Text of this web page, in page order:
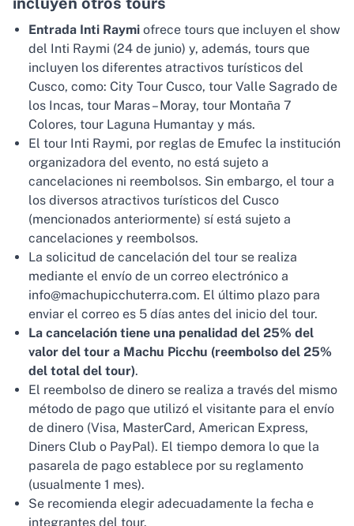
Entrada Inti Raymi ofrece tours que incluyen el show
del Inti Raymi (24 de junio) y, además, tours que
incluyen los diferentes atractivos turísticos del
Cusco, como: City Tour Cusco, tour Valle Sagrado de
los Incas, tour Maras – Moray, tour Montaña 7
Colores, tour Laguna Humantay y más.
El tour Inti Raymi, por reglas de Emufec la institución
organizadora del evento, no está sujeto a
cancelaciones ni reembolsos. Sin embargo, el tour a
los diversos atractivos turísticos del Cusco
(mencionados anteriormente) sí está sujeto a
cancelaciones y reembolsos.
La solicitud de cancelación del tour se realiza
mediante el envío de un correo electrónico a
info@machupicchuterra.com. El último plazo para
enviar el correo es 5 días antes del inicio del tour.
La cancelación tiene una penalidad del 25% del
valor del tour a Machu Picchu (reembolso del 25%
del total del tour).
El reembolso de dinero se realiza a través del mismo
método de pago que utilizó el visitante para el envío
de dinero (Visa, MasterCard, American Express,
Diners Club o PayPal). El tiempo demora lo que la
pasarela de pago establece por su reglamento
(usualmente 1 mes).
Se recomienda elegir adecuadamente la fecha e
integrantes del tour.